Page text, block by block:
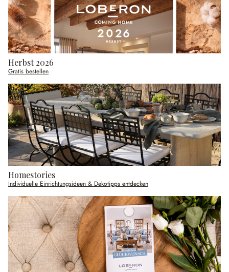
Herbst 2026
Gratis bestellen
Homestories
Individuelle Einrichtungsideen & Dekotipps entdecken